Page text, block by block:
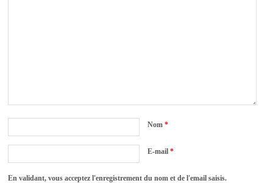
Nom*
E-mail*
En validant, vous acceptez l'enregistrement du nom et de l'email saisis.